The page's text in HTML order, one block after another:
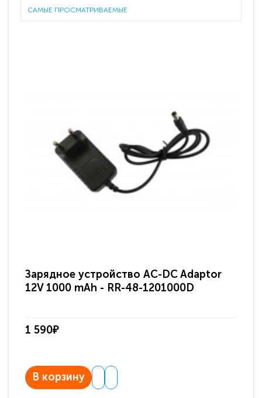
САМЫЕ ПРОСМАТРИВАЕМЫЕ
Зарядное устройство AC-DC Adaptor
12V 1000 mAh - RR-48-1201000D
1 590₽
В корзину